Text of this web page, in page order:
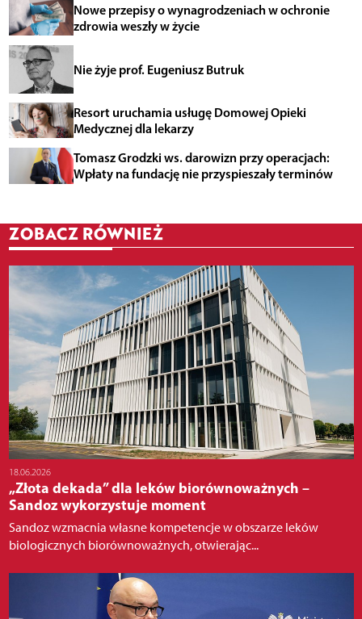
Nowe przepisy o wynagrodzeniach w ochronie
zdrowia weszły w życie
Nie żyje prof. Eugeniusz Butruk
Resort uruchamia usługę Domowej Opieki
Medycznej dla lekarzy
Tomasz Grodzki ws. darowizn przy operacjach:
Wpłaty na fundację nie przyspieszały terminów
ZOBACZ RÓWNIEŻ
18.06.2026
„Złota dekada” dla leków biorównoważnych –
Sandoz wykorzystuje moment
Sandoz wzmacnia własne kompetencje w obszarze leków
biologicznych biorównoważnych, otwierając...